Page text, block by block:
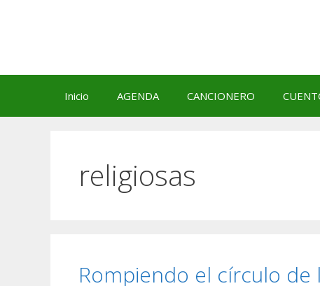
Inicio AGENDA CANCIONERO
religiosas
Rompiendo el círculo de